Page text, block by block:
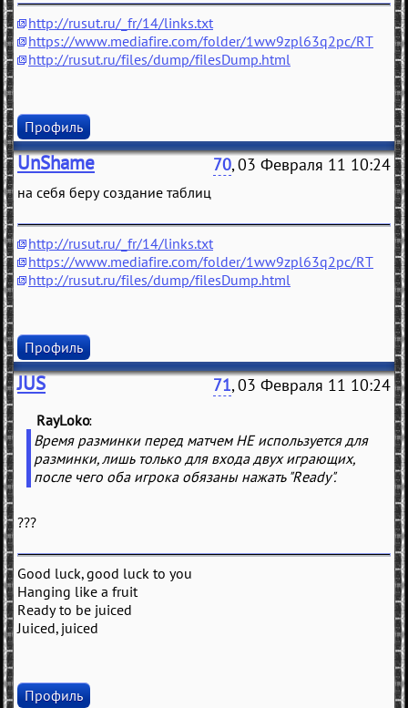
http://rusut.ru/_fr/14/links.txt
https://www.mediafire.com/folder/1ww9zpl63q2pc/RT
http://rusut.ru/files/dump/filesDump.html
Профиль
UnShame 70, 03 Февраля 11 10:24
на себя беру создание таблиц
http://rusut.ru/_fr/14/links.txt
https://www.mediafire.com/folder/1ww9zpl63q2pc/RT
http://rusut.ru/files/dump/filesDump.html
Профиль
JUS 71, 03 Февраля 11 10:24
RayLoko
Время разминки перед матчем НЕ используется для
разминки, лишь только для входа двух играющих,
после чего оба игрока обязаны нажать "Ready".
???
Good luck, good luck to you
Hanging like a fruit
Ready to be juiced
Juiced, juiced
Профиль